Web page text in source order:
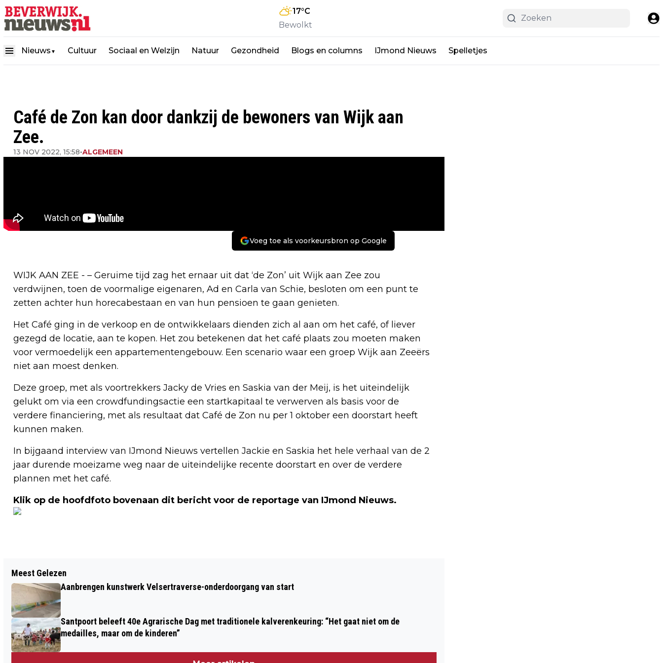
17°C
Bewolkt
Nieuws ▼ Cultuur Sociaal en Welzijn Natuur Gezondheid Blogs en columns IJmond Nieuws Spelletjes
Café de Zon kan door dankzij de bewoners van Wijk aan
Zee.
13 NOV 2022, 15:58•ALGEMEEN
Voeg toe als voorkeursbron op Google
WIJK AAN ZEE - – Geruime tijd zag het ernaar uit dat ‘de Zon’ uit Wijk aan Zee zou
verdwijnen, toen de voormalige eigenaren, Ad en Carla van Schie, besloten om een punt te
zetten achter hun horecabestaan en van hun pensioen te gaan genieten.
Het Café ging in de verkoop en de ontwikkelaars dienden zich al aan om het café, of liever
gezegd de locatie, aan te kopen. Het zou betekenen dat het café plaats zou moeten maken
voor vermoedelijk een appartementengebouw. Een scenario waar een groep Wijk aan Zeeërs
niet aan moest denken.
Deze groep, met als voortrekkers Jacky de Vries en Saskia van der Meij, is het uiteindelijk
gelukt om via een crowdfundingsactie een startkapitaal te verwerven als basis voor de
verdere financiering, met als resultaat dat Café de Zon nu per 1 oktober een doorstart heeft
kunnen maken.
In bijgaand interview van IJmond Nieuws vertellen Jackie en Saskia het hele verhaal van de 2
jaar durende moeizame weg naar de uiteindelijke recente doorstart en over de verdere
plannen met het café.
Klik op de hoofdfoto bovenaan dit bericht voor de reportage van IJmond Nieuws.
VERMISTE EN GEVONDEN DIEREN
DIERENAMBULANCE KENNEMERLAND
FLAMBOYANT SCHRIJVER SPLINTER
Meest Gelezen
Aanbrengen kunstwerk Velsertraverse-onderdoorgang van start
Santpoort beleeft 40e Agrarische Dag met traditionele kalverenkeuring: “Het gaat niet om de
medailles, maar om de kinderen”